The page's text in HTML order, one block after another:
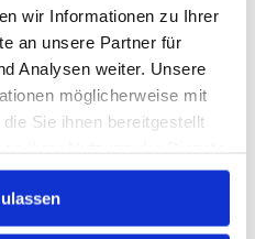
wir Informationen zu Ihrer
an unsere Partner für
Analysen weiter. Unsere
möglicherweise mit
Sie ihnen bereitgestellt